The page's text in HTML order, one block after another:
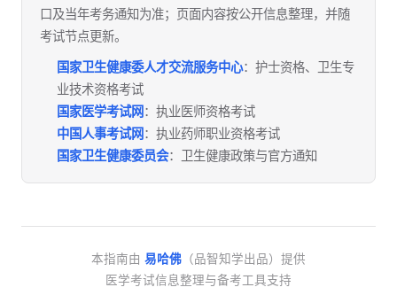
口及当年考务通知为准；页面内容按公开信息整理，并随
考试节点更新。
国家卫生健康委人才交流服务中心：护士资格、卫生专
业技术资格考试
国家医学考试网 ：执业医师资格考试
中国人事考试网 ：执业药师职业资格考试
国家卫生健康委员会：卫生健康政策与官方通知
本指南由 易哈佛 （品智知学出品）提供
医学考试信息整理与备考工具支持